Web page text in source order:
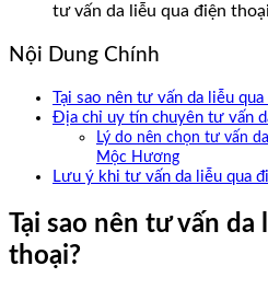
tư vấn da liễu qua điện thoại
Nội Dung Chính
Tại sao nên tư vấn da liễu
Địa chỉ uy tín chuyên tư vấn
Lý do nên chọn tư vấn
Mộc Hương
Lưu ý khi tư vấn da liễu qua
Tại sao nên tư vấn da
thoại?